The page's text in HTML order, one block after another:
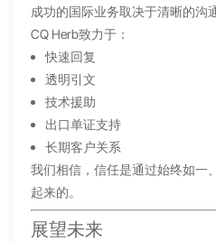
成功的国际业务取决于清晰的沟
CQ Herb致力于：
快速回复
透明引文
技术援助
出口单证支持
长期客户关系
我们相信，信任是通过始终如一
起来的。
展望未来